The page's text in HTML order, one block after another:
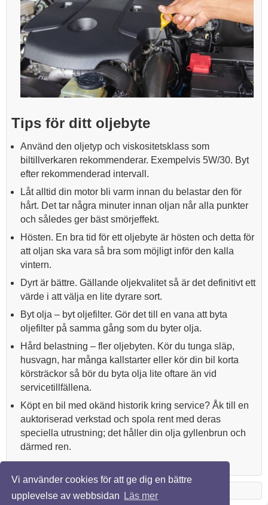
Vi använder cookies för att ge dig en bättre
upplevelse av webbsidan
Läs mer
Tips för ditt oljebyte
Använd den oljetyp och viskositetsklass som
biltillverkaren rekommenderar. Exempelvis 5W/30. Byt
efter rekommenderad intervall.
Låt alltid din motor bli varm innan du belastar den för
hårt. Det tar några minuter innan oljan når alla punkter
och således ger bäst smörjeffekt.
Hösten. En bra tid för ett oljebyte är hösten och detta för
att oljan ska vara så bra som möjligt inför den kalla
vintern.
Dyrt är bättre. Gällande oljekvalitet så är det definitivt ett
värde i att välja en lite dyrare sort.
Byt olja – byt oljefilter. Gör det till en vana att byta
oljefilter på samma gång som du byter olja.
Hård belastning – fler oljebyten. Kör du tunga släp,
husvagn, har många kallstarter eller kör din bil korta
körsträckor så bör du byta olja lite oftare än vid
servicetillfällena.
Köpt en bil med okänd historik kring service? Åk till en
auktoriserad verkstad och spola rent med deras
speciella utrustning; det håller din olja gyllenbrun och
därmed ren.